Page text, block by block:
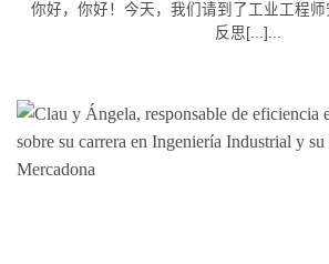
你好，你好！今天，我们请到了工业工程
反思[...]...